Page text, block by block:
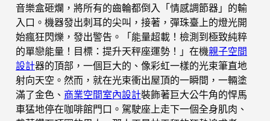
音樂盒砸爛，將所有的齒輪都倒入「情感調節器」的輸
入口。機器發出刺耳的尖叫，接著，彈珠臺上的燈光開
始瘋狂閃爍，發出警告。「能量超載！檢測到極致純粹
的單戀能量！目標：提升天秤座運勢！」在機親子空間
設計器的頂部，一個巨大的、像彩虹一樣的光束筆直地
射向天空。然而，就在光束衝出屋頂的一瞬間，一輛塗
滿了金色、 商業空間室內設計裝飾著巨大公牛角的悍馬
車猛地停在咖啡館門口。駕駛座上走下一個全身肌肉、